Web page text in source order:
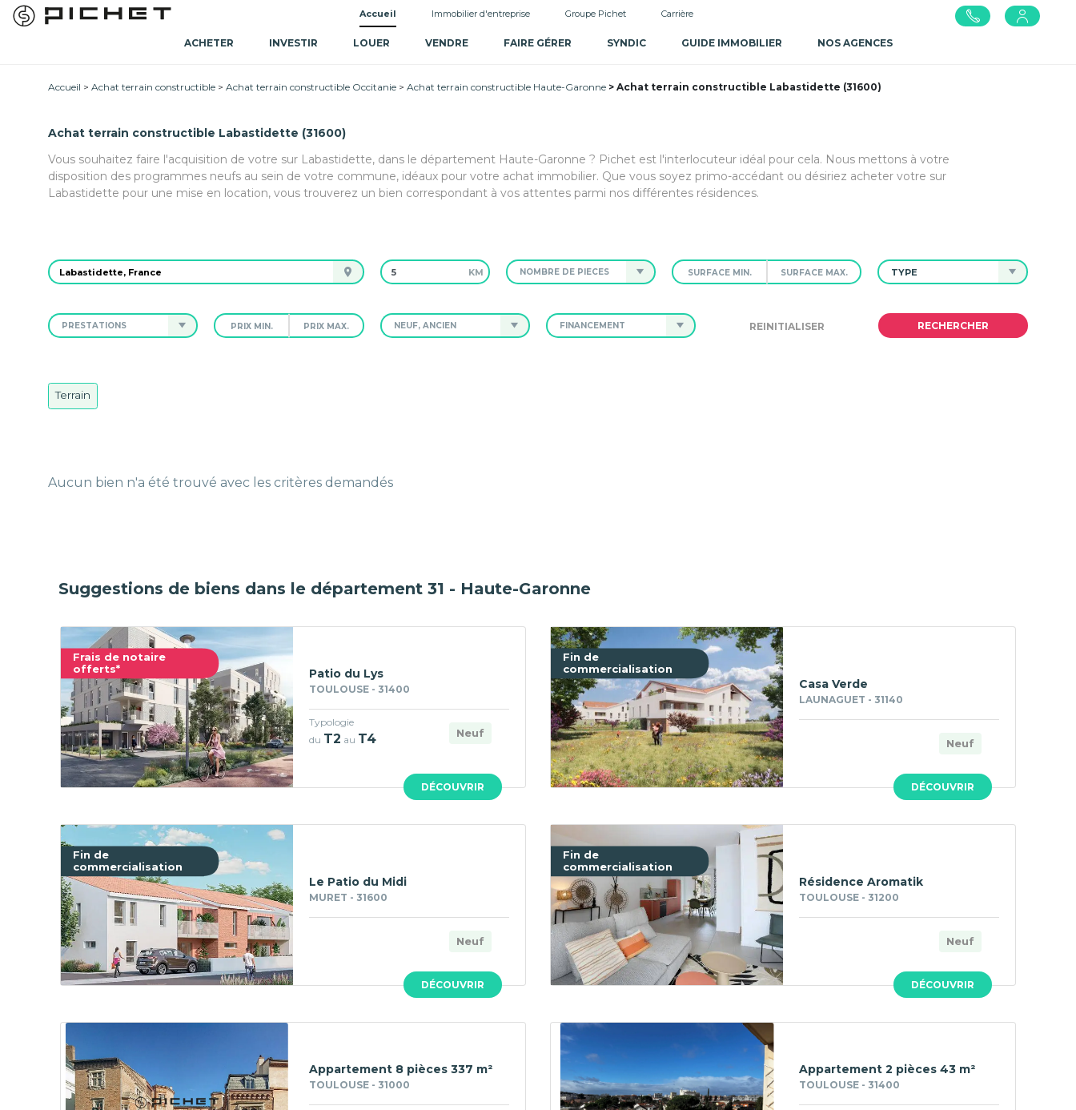
Accueil Immobilier d'entreprise Groupe Pichet Carrière
ACHETER INVESTIR LOUER VENDRE FAIRE GÉRER SYNDIC GUIDE IMMOBILIER NOS AGENCES
Accueil Achat terrain constructible Achat terrain constructible Occitanie Achat terrain constructible Haute-Garonne Achat terrain constructible Labastidette (31600)
Achat terrain constructible Labastidette (31600)
Vous souhaitez faire l'acquisition de votre sur Labastidette, dans le département Haute-Garonne ? Pichet est l'interlocuteur idéal pour cela. Nous mettons à votre
disposition des programmes neufs au sein de votre commune, idéaux pour votre achat immobilier. Que vous soyez primo-accédant ou désiriez acheter votre sur
Labastidette pour une mise en location, vous trouverez un bien correspondant à vos attentes parmi nos différentes résidences.
KM NOMBRE DE PIÈCES TYPE
PRESTATIONS NEUF, ANCIEN FINANCEMENT
Terrain
Aucun bien n'a été trouvé avec les critères demandés
Suggestions de biens dans le département 31 - Haute-Garonne
Frais de notaire
offerts*
DÉCOUVRIR
Patio du Lys
TOULOUSE - 31400
Neuf
Typologie
du T2 au T4
Fin de
commercialisation
DÉCOUVRIR
Casa Verde
LAUNAGUET - 31140
Neuf
Fin de
commercialisation
DÉCOUVRIR
Le Patio du Midi
MURET - 31600
Neuf
Fin de
commercialisation
DÉCOUVRIR
Résidence Aromatik
TOULOUSE - 31200
Neuf
Appartement 8 pièces 337 m²
TOULOUSE - 31000
Appartement 2 pièces 43 m²
TOULOUSE - 31400